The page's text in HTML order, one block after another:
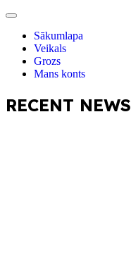
Sākumlapa
Veikals
Grozs
Mans konts
RECENT NEWS